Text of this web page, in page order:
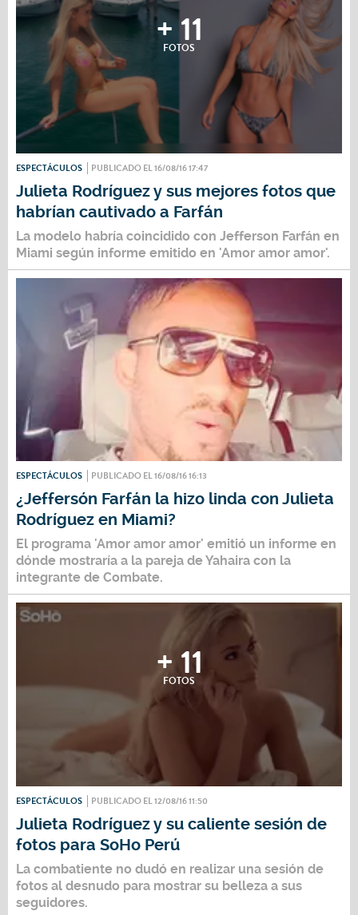
+ 11
FOTOS
ESPECTÁCULOS PUBLICADO EL 16/08/16 17:47
Julieta Rodríguez y sus mejores fotos que
habrían cautivado a Farfán
La modelo habría coincidido con Jefferson Farfán en
Miami según informe emitido en 'Amor amor amor'.
ESPECTÁCULOS PUBLICADO EL 16/08/16 16:13
¿Jeffersón Farfán la hizo linda con Julieta
Rodríguez en Miami?
El programa 'Amor amor amor' emitió un informe en
dónde mostraría a la pareja de Yahaira con la
integrante de Combate.
+ 11
FOTOS
ESPECTÁCULOS PUBLICADO EL 12/08/16 11:50
Julieta Rodríguez y su caliente sesión de
fotos para SoHo Perú
La combatiente no dudó en realizar una sesión de
fotos al desnudo para mostrar su belleza a sus
seguidores.